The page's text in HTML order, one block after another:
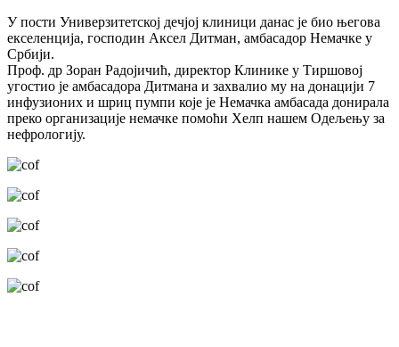
У пости Универзитетској дечјој клиници данас је био његова
екселенција, господин Аксел Дитман, амбасадор Немачке у
Србији.
Проф. др Зоран Радојичић, директор Клинике у Тиршовој
угостио је амбасадора Дитмана и захвалио му на донацији 7
инфузионих и шриц пумпи које је Немачка амбасада донирала
преко организације немачке помоћи Хелп нашем Одељењу за
нефрологију.